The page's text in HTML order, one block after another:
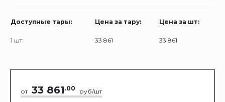
Доступные тары: Цена за тару: Цена за шт:
1 шт 33 861 33 861
от 33 861.00
руб/шт